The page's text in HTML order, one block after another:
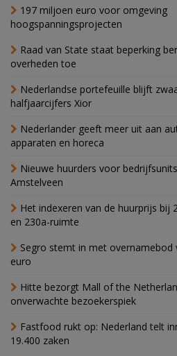
197 miljoen euro voor omgeving
hoogspanningsprojecten
Raad van State staat beperking
overheden toe
Nederlandse portefeuille blijft
halfjaarcijfers Xior
Nederlander geeft meer uit aan
apparaten en horeca
Nieuwe huurders voor
Amstelveen
Het indexeren van de huurprijs bij
en 230a-ruimte
Segro stemt in met overnamebod
euro
Hitte bezorgt Mall of the
onverwachte bezoekerspiek
Fastfood rukt op: Nederland telt
19.400 zaken